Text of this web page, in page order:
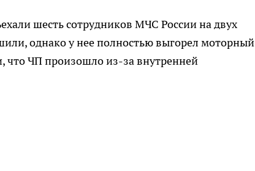
шесть сотрудников МЧС России на двух
однако у нее полностью выгорел моторный
что ЧП произошло из-за внутренней